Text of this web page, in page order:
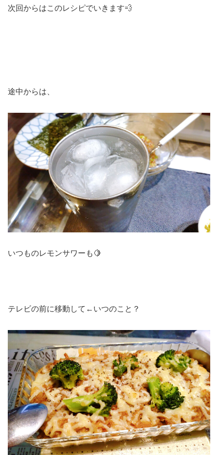
次回からはこのレシピでいきます💨
途中からは、
いつものレモンサワーも🍋
テレビの前に移動して←いつのこと？